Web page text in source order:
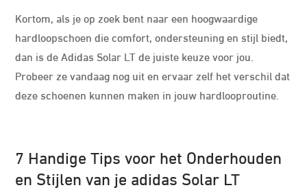
Kortom, als je op zoek bent naar een hoogwaardige
hardloopschoen die comfort, ondersteuning en stijl biedt,
dan is de Adidas Solar LT de juiste keuze voor jou.
Probeer ze vandaag nog uit en ervaar zelf het verschil dat
deze schoenen kunnen maken in jouw hardlooproutine.
7 Handige Tips voor het Onderhouden
en Stijlen van je adidas Solar LT